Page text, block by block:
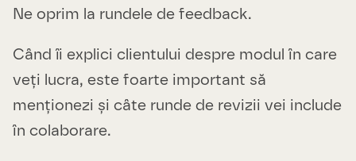
Ne oprim la rundele de feedback.
Când îi explici clientului despre modul în care
veți lucra, este foarte important să
menționezi și câte runde de revizii vei include
în colaborare.